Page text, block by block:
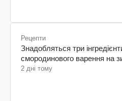
Рецепти
Знадобляться три
смородинового варення на
2 дні тому